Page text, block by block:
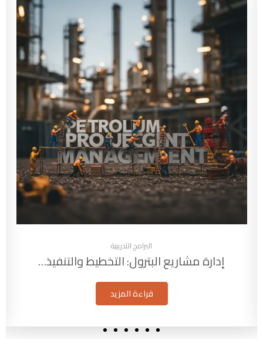
البرامج التدريبية
إدارة مشاريع البترول: التخطيط والتنفيذ…
قراءة المزيد